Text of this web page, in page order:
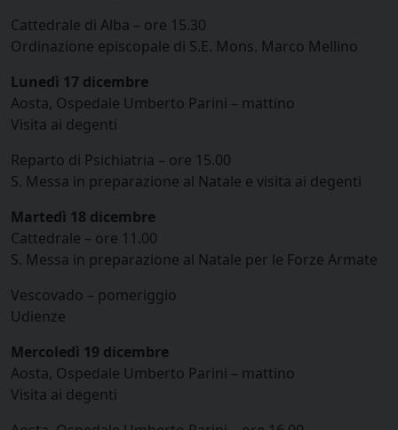
Cattedrale di Alba – ore 15.30
Ordinazione episcopale di S.E. Mons. Marco Mellino
Lunedì 17 dicembre
Aosta, Ospedale Umberto Parini – mattino
Visita ai degenti
Reparto di Psichiatria – ore 15.00
S. Messa in preparazione al Natale e visita ai degenti
Martedì 18 dicembre
Cattedrale – ore 11.00
S. Messa in preparazione al Natale per le Forze Armate
Vescovado – pomeriggio
Udienze
Mercoledì 19 dicembre
Aosta, Ospedale Umberto Parini – mattino
Visita ai degenti